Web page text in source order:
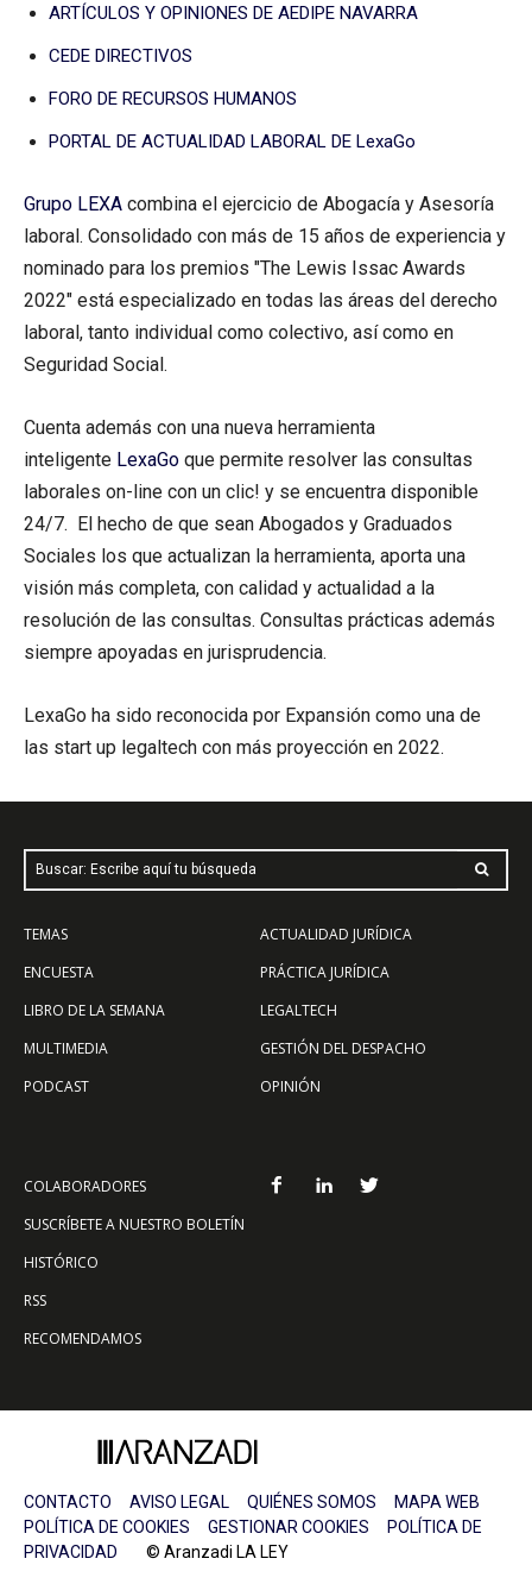
ARTÍCULOS Y OPINIONES DE AEDIPE NAVARRA
CEDE DIRECTIVOS
FORO DE RECURSOS HUMANOS
PORTAL DE ACTUALIDAD LABORAL DE LexaGo
Grupo LEXA combina el ejercicio de Abogacía y Asesoría
laboral. Consolidado con más de 15 años de experiencia y
nominado para los premios "The Lewis Issac Awards
2022" está especializado en todas las áreas del derecho
laboral, tanto individual como colectivo, así como en
Seguridad Social.
Cuenta además con una nueva herramienta
inteligente LexaGo que permite resolver las consultas
laborales on-line con un clic! y se encuentra disponible
24/7. El hecho de que sean Abogados y Graduados
Sociales los que actualizan la herramienta, aporta una
visión más completa, con calidad y actualidad a la
resolución de las consultas. Consultas prácticas además
siempre apoyadas en jurisprudencia.
LexaGo ha sido reconocida por Expansión como una de
las start up legaltech con más proyección en 2022.
Buscar: Escribe aquí tu búsqueda
TEMAS
ENCUESTA
LIBRO DE LA SEMANA
MULTIMEDIA
PODCAST
ACTUALIDAD JURÍDICA
PRÁCTICA JURÍDICA
LEGALTECH
GESTIÓN DEL DESPACHO
OPINIÓN
COLABORADORES
SUSCRÍBETE A NUESTRO BOLETÍN
HISTÓRICO
RSS
RECOMENDAMOS
CONTACTO AVISO LEGAL QUIÉNES SOMOS
MAPA WEB
POLÍTICA DE COOKIES
GESTIONAR COOKIES
POLÍTICA DE
PRIVACIDAD © Aranzadi LA LEY